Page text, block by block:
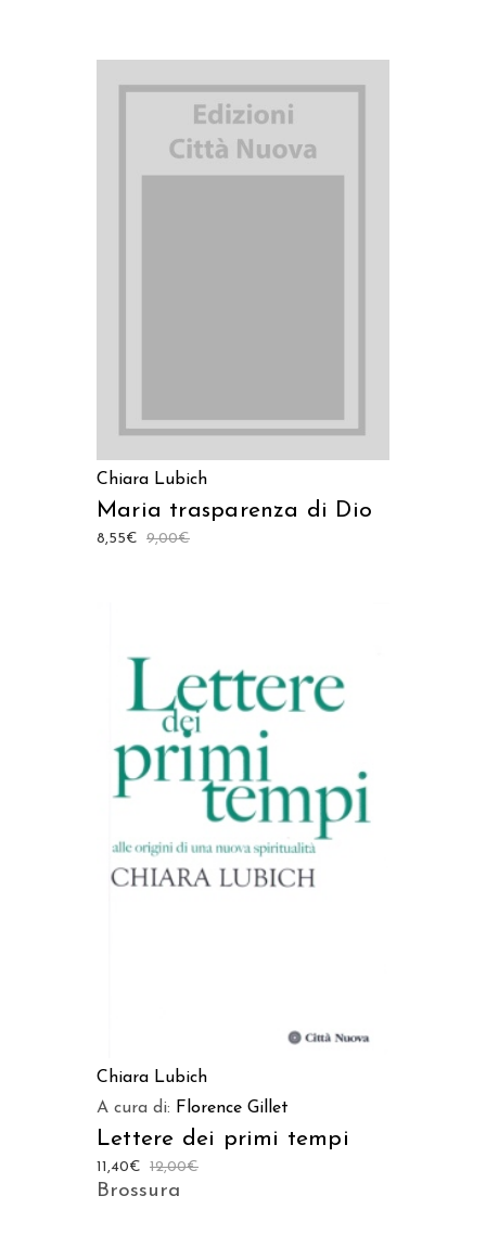
Chiara Lubich
Maria trasparenza di Dio
9,00€
8,55€
Chiara Lubich
A cura di: Florence Gillet
Lettere dei primi tempi
12,00€
11,40€
Brossura